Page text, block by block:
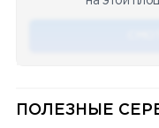
ПОЛЕЗНЫЕ